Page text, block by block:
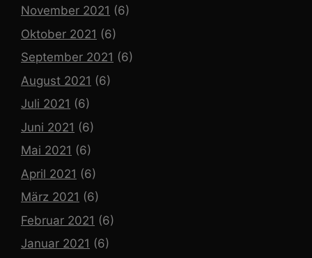
November 2021 (6)
Oktober 2021 (6)
September 2021 (6)
August 2021 (6)
Juli 2021 (6)
Juni 2021 (6)
Mai 2021 (6)
April 2021 (6)
März 2021 (6)
Februar 2021 (6)
Januar 2021 (6)